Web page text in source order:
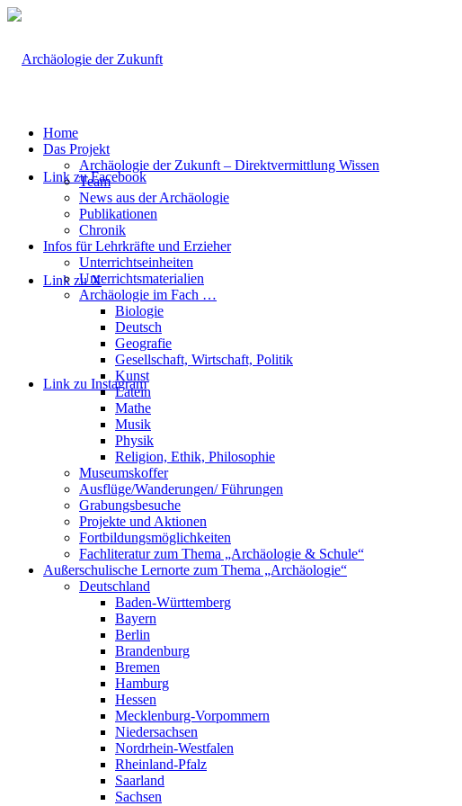
Link zu Facebook
Link zu X
Link zu Instagram
Home
Das Projekt
Archäologie der Zukunft – Direktvermittlung Wissen
Team
News aus der Archäologie
Publikationen
Chronik
Infos für Lehrkräfte und Erzieher
Unterrichtseinheiten
Unterrichtsmaterialien
Archäologie im Fach …
Biologie
Deutsch
Geografie
Gesellschaft, Wirtschaft, Politik
Kunst
Latein
Mathe
Musik
Physik
Religion, Ethik, Philosophie
Museumskoffer
Ausflüge/Wanderungen/ Führungen
Grabungsbesuche
Projekte und Aktionen
Fortbildungsmöglichkeiten
Fachliteratur zum Thema „Archäologie & Schule“
Außerschulische Lernorte zum Thema „Archäologie“
Deutschland
Baden-Württemberg
Bayern
Berlin
Brandenburg
Bremen
Hamburg
Hessen
Mecklenburg-Vorpommern
Niedersachsen
Nordrhein-Westfalen
Rheinland-Pfalz
Saarland
Sachsen